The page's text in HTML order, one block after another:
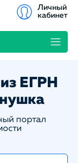
Личный
кабинет
ЕГРН
портал